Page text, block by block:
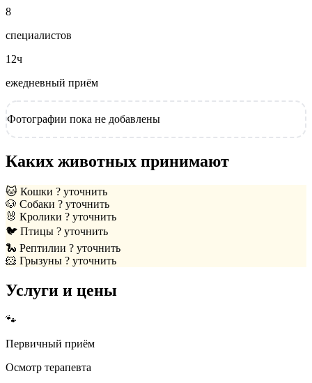
8
специалистов
12ч
ежедневный приём
Фотографии пока не добавлены
Каких животных принимают
🐱 Кошки ? уточнить
🐶 Собаки ? уточнить
🐰 Кролики ? уточнить
🐦 Птицы ? уточнить
🐍 Рептилии ? уточнить
🐹 Грызуны ? уточнить
Услуги и цены
🐾
Первичный приём
Осмотр терапевта